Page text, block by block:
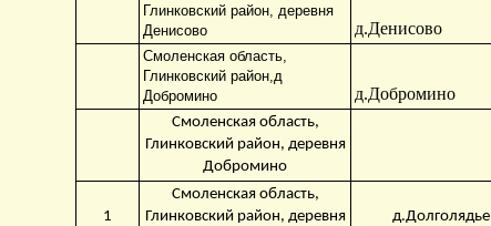
Глинковский район, деревня
Денисово
д.Денисово
Смоленская область,
Глинковский район,д
Добромино
д.Добромино
Смоленская область,
Глинковский район, деревня
Добромино
1
Смоленская область,
Глинковский район, деревня
д.Долголядье